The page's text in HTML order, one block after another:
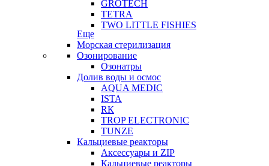
GROTECH
TETRA
TWO LITTLE FISHIES
Еще
Морская стерилизация
Озонирование
Озонатры
Долив воды и осмос
AQUA MEDIC
ISTA
RК
TROP ELECTRONIC
TUNZE
Кальциевые реакторы
Аксессуары и ZIP
Кальциевые реакторы